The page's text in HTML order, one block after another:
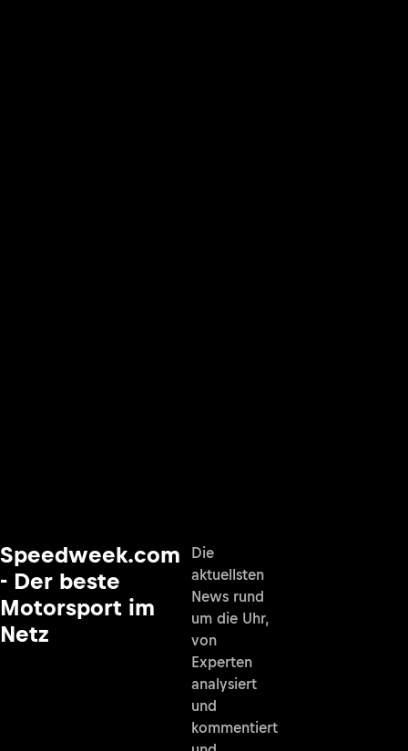
Speedweek.com
- Der beste
Motorsport im
Netz
Die
aktuellsten
News rund
um die Uhr,
von
Experten
analysiert
und
kommentiert